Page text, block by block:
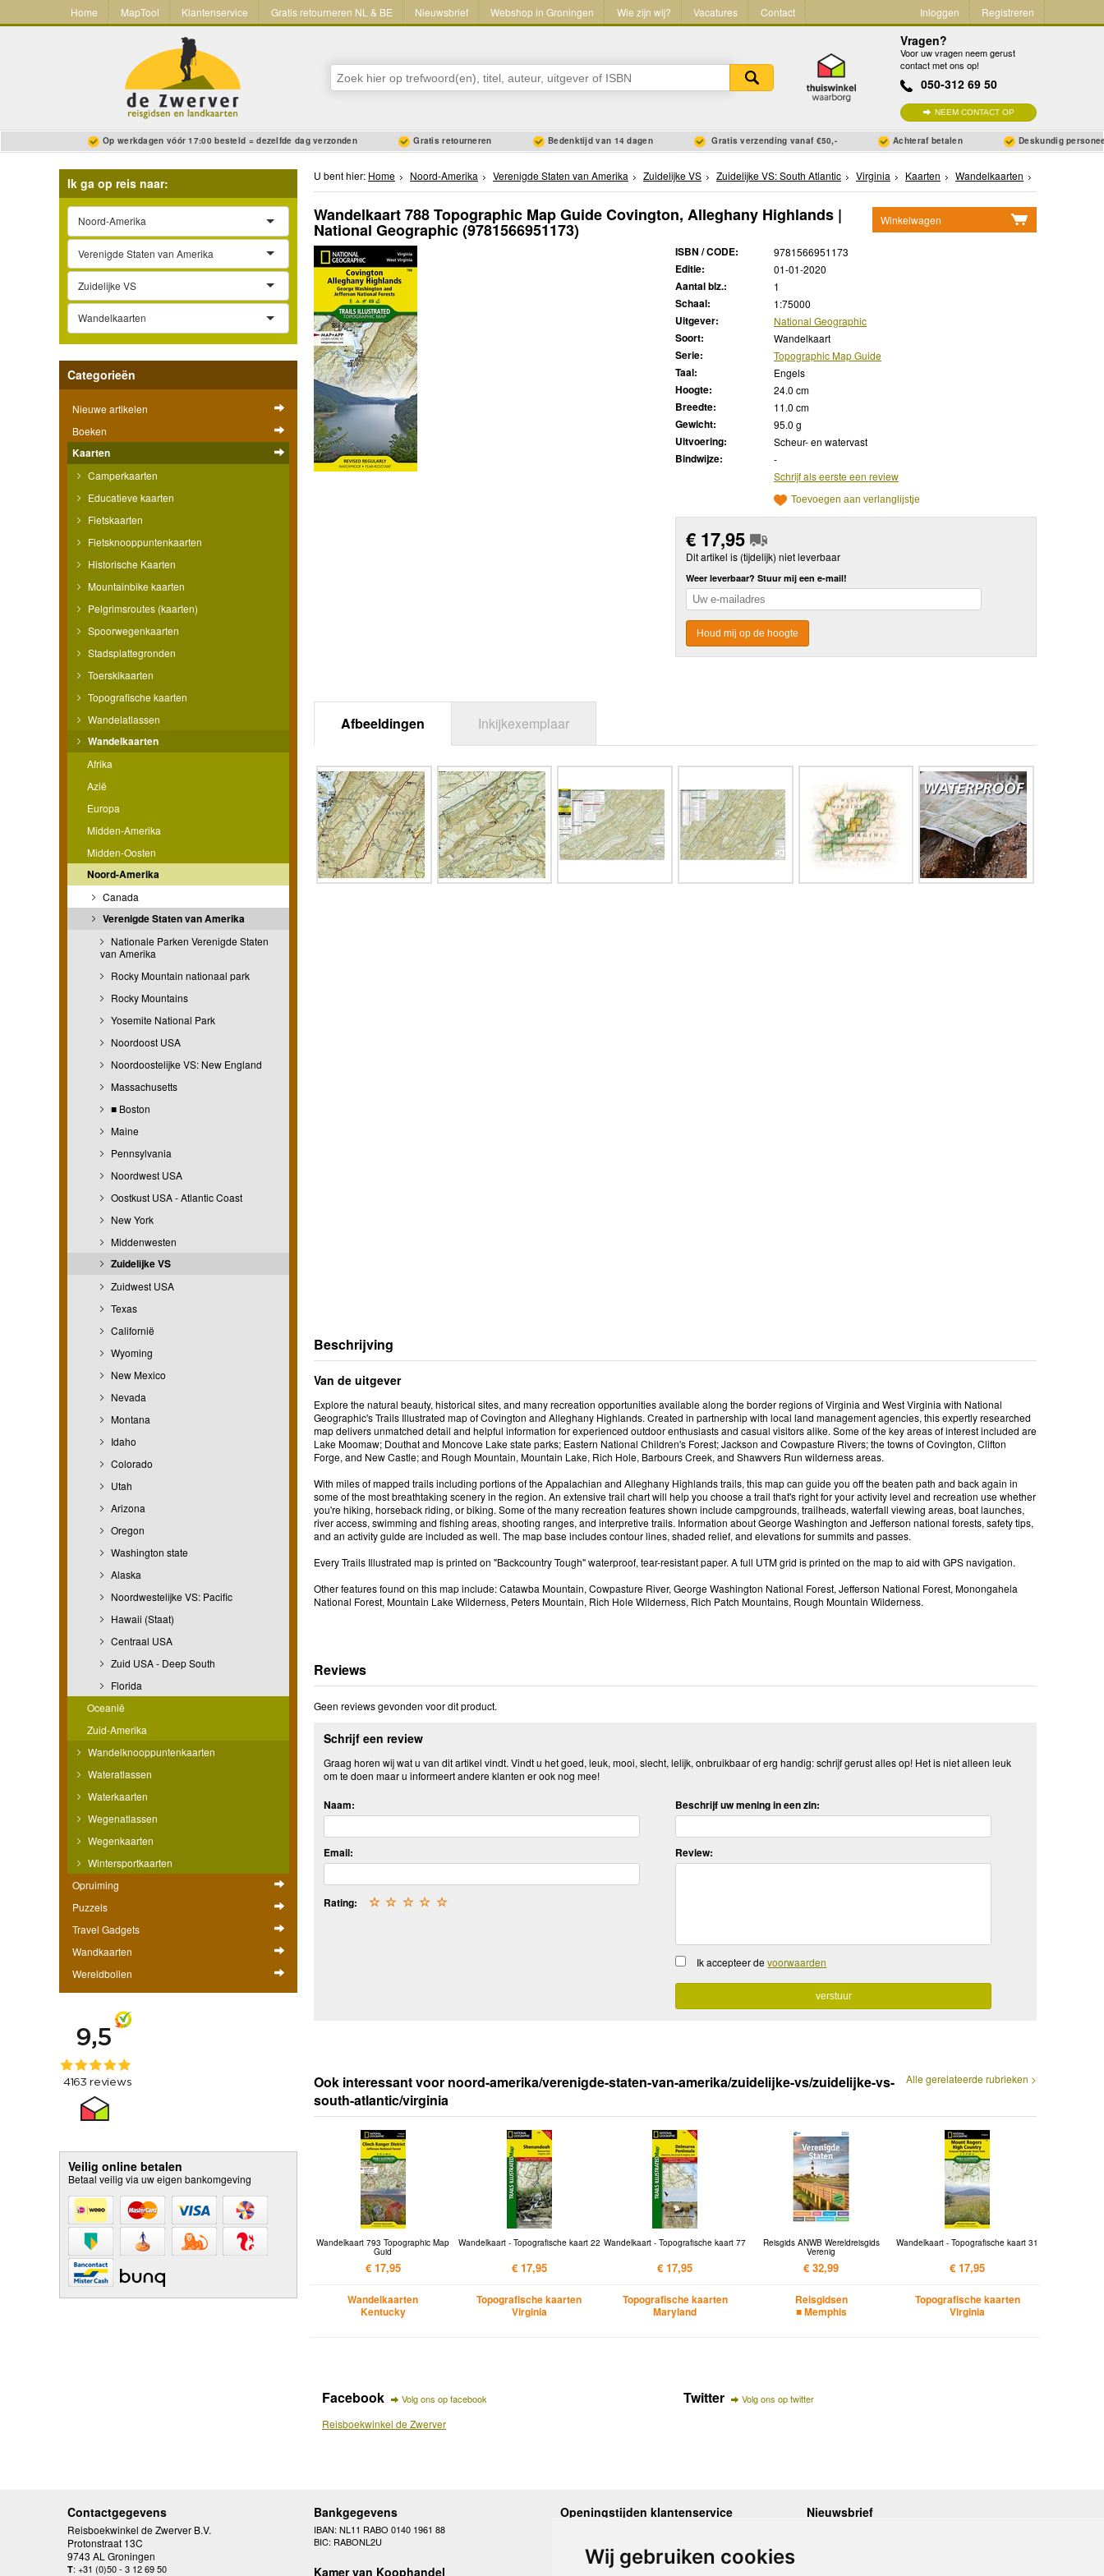
Wij gebruiken cookies
Home MapTool Klantenservice Gratis retourneren NL & BE Nieuwsbrief Webshop in Groningen Wie zijn wij? Vacatures Contact Inloggen Registreren
Vragen?
Voor uw vragen neem gerust
contact met ons op!
050-312 69 50
NEEM CONTACT OP
Op werkdagen vóór 17:00 besteld = dezelfde dag verzonden Gratis retourneren Bedenktijd van 14 dagen Gratis verzending vanaf €50,- Achteraf betalen Deskundig
Ik ga op reis naar:
Noord-Amerika
Verenigde Staten van Amerika
Zuidelijke VS
Wandelkaarten
Categorieën
Nieuwe artikelen
Boeken
Kaarten
Camperkaarten
Educatieve kaarten
Fietskaarten
Fietsknooppuntenkaarten
Historische Kaarten
Mountainbike kaarten
Pelgrimsroutes (kaarten)
Spoorwegenkaarten
Stadsplattegronden
Toerskikaarten
Topografische kaarten
Wandelatlassen
Wandelkaarten
Afrika
Azië
Europa
Midden-Amerika
Midden-Oosten
Noord-Amerika
Canada
Verenigde Staten van Amerika
Nationale Parken Verenigde Staten
van Amerika
Rocky Mountain nationaal park
Rocky Mountains
Yosemite National Park
Noordoost USA
Noordoostelijke VS: New England
Massachusetts
■ Boston
Maine
Pennsylvania
Noordwest USA
Oostkust USA - Atlantic Coast
New York
Middenwesten
Zuidelijke VS
Zuidwest USA
Texas
Californië
Wyoming
New Mexico
Nevada
Montana
Idaho
Colorado
Utah
Arizona
Oregon
Washington state
Alaska
Noordwestelijke VS: Pacific
Hawaii (Staat)
Centraal USA
Zuid USA - Deep South
Florida
Oceanië
Zuid-Amerika
Wandelknooppuntenkaarten
Wateratlassen
Waterkaarten
Wegenatlassen
Wegenkaarten
Wintersportkaarten
Opruiming
Puzzels
Travel Gadgets
Wandkaarten
Wereldbollen
Veilig online betalen
Betaal veilig via uw eigen bankomgeving
U bent hier: Home Noord-Amerika Verenigde Staten van Amerika Zuidelijke VS Zuidelijke VS: South Atlantic Virginia Kaarten Wandelkaarten
Winkelwagen
Wandelkaart 788 Topographic Map Guide Covington, Alleghany Highlands |
National Geographic(9781566951173)
ISBN / CODE: 9781566951173
Editie: 01-01-2020
Aantal blz.: 1
Schaal: 1:75000
Uitgever: National Geographic
Soort: Wandelkaart
Serie: Topographic Map Guide
Taal: Engels
Hoogte: 24.0 cm
Breedte: 11.0 cm
Gewicht: 95.0 g
Uitvoering: Scheur- en watervast
Bindwijze:
-
Schrijf als eerste een review
Toevoegen aan verlanglijstje
€ 17,95
Dit artikel is (tijdelijk) niet leverbaar
Weer leverbaar? Stuur mij een e-mail!
Houd mij op de hoogte
Afbeeldingen Inkijkexemplaar
Beschrijving
Van de uitgever
Explore the natural beauty, historical sites, and many recreation opportunities available along the border regions of Virginia and West Virginia with National
Geographic's Trails Illustrated map of Covington and Alleghany Highlands. Created in partnership with local land management agencies, this expertly researched
map delivers unmatched detail and helpful information for experienced outdoor enthusiasts and casual visitors alike. Some of the key areas of interest included are
Lake Moomaw; Douthat and Moncove Lake state parks; Eastern National Children's Forest; Jackson and Cowpasture Rivers; the towns of Covington, Clifton
Forge, and New Castle; and Rough Mountain, Mountain Lake, Rich Hole, Barbours Creek, and Shawvers Run wilderness areas.
With miles of mapped trails including portions of the Appalachian and Alleghany Highlands trails, this map can guide you off the beaten path and back again in
some of the most breathtaking scenery in the region. An extensive trail chart will help you choose a trail that's right for your activity level and recreation use whether
you're hiking, horseback riding, or biking. Some of the many recreation features shown include campgrounds, trailheads, waterfall viewing areas, boat launches,
river access, swimming and fishing areas, shooting ranges, and interpretive trails. Information about George Washington and Jefferson national forests, safety tips,
and an activity guide are included as well. The map base includes contour lines, shaded relief, and elevations for summits and passes.
Every Trails Illustrated map is printed on "Backcountry Tough" waterproof, tear-resistant paper. A full UTM grid is printed on the map to aid with GPS navigation.
Other features found on this map include: Catawba Mountain, Cowpasture River, George Washington National Forest, Jefferson National Forest, Monongahela
National Forest, Mountain Lake Wilderness, Peters Mountain, Rich Hole Wilderness, Rich Patch Mountains, Rough Mountain Wilderness.
Reviews
Geen reviews gevonden voor dit product.
Schrijf een review
Graag horen wij wat u van dit artikel vindt. Vindt u het goed, leuk, mooi, slecht, lelijk, onbruikbaar of erg handig: schrijf gerust alles op! Het is niet alleen leuk
om te doen maar u informeert andere klanten er ook nog mee!
Naam:
Email:
Rating: ☆
☆
☆
☆
☆
Beschrijf uw mening in een zin:
Review:
Ik accepteer devoorwaarden
Alle gerelateerde rubrieken >
Ook interessant voor noord-amerika/verenigde-staten-van-amerika/zuidelijke-vs/zuidelijke-vs-
south-atlantic/virginia
Wandelkaart 793 Topographic Map
Guid
€ 17,95
Wandelkaarten
Kentucky
Wandelkaart - Topografische kaart 22
€ 17,95
Topografische kaarten
Virginia
Wandelkaart - Topografische kaart 77
€ 17,95
Topografische kaarten
Maryland
Reisgids ANWB Wereldreisgids
Verenig
€ 32,99
Reisgidsen
■ Memphis
Wandelkaart - Topografische kaart 31
€ 17,95
Topografische kaarten
Virginia
Facebook Volg ons op facebook
Reisboekwinkel de Zwerver
Twitter Volg ons op twitter
Contactgegevens
Reisboekwinkel de Zwerver B.V.
Protonstraat 13C
9743 AL Groningen
T: +31 (0)50 - 3 12 69 50
Bankgegevens
IBAN: NL11 RABO 0140 1961 88
BIC: RABONL2U
Kamer van Koophandel
Openingstijden klantenservice
Woensdag
10.00 - 12.30 en 13.30 - 17.00
Donderdag
Nieuwsbrief